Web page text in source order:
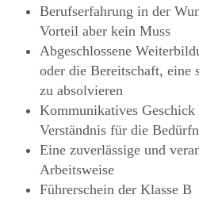
Berufserfahrung in der
Vorteil aber kein Muss
Abgeschlossene
oder die Bereitschaft, eine
zu absolvieren
Kommunikatives Geschick
Verständnis für die
Eine zuverlässige und
Arbeitsweise
Führerschein der Klasse B